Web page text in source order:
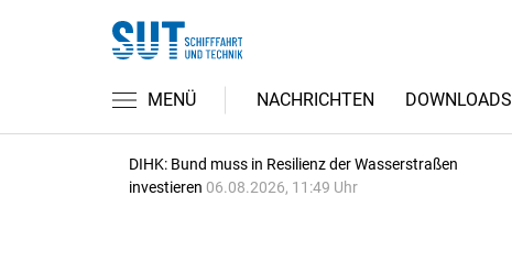
MENÜ NACHRICHTEN DOWNLOADS
DIHK: Bund muss in Resilienz der Wasserstraßen
investieren 06.08.2026, 11:49 Uhr